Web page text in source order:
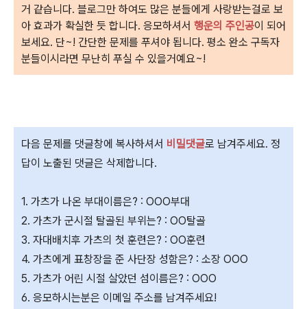
거 같습니다. 블로그만 하여도 많은 분들에게 사랑받는걸로 보
아 효과가 확실한 듯 합니다. 응모하셔서 행운의 주인공이 되어
보세요. 단~! 간단한 문제를 푸셔야 됩니다. 평소 완소 구독자
분들이시라면 무난히 푸실 수 있을거예요~!
다음 문제를 댓글창에 복사하셔서 비밀댓글로 남겨주세요. 정
답이 노출된 댓글은 삭제합니다.
1. 가츠가 나온 부대이름은? : OOO부대
2. 가츠가 군시절 탈골된 부위는? : OO탈골
3. 자대배치후 가츠의 첫 훈련은? : OO훈련
4. 가츠에게 표창장을 준 사단장 성함은? : 소장 OOO
5. 가츠가 어린 시절 살았던 섬이름은? : OOO
6. 응모하시는분은 이메일 주소를 남겨주세요!